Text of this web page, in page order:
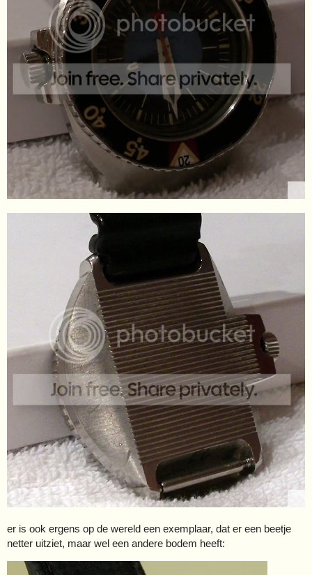
er is ook ergens op de wereld een exemplaar, dat er een beetje
netter uitziet, maar wel een andere bodem heeft: